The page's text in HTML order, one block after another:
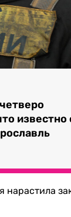
известно
нарастила